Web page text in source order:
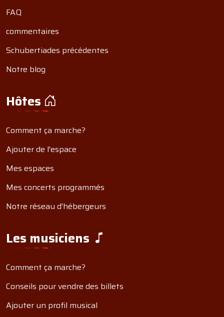
FAQ
commentaires
Schubertiades précédentes
Notre blog
Hôtes
Comment ça marche?
Ajouter de l'espace
Mes espaces
Mes concerts programmés
Notre réseau d'hébergeurs
Les musiciens
Comment ça marche?
Conseils pour vendre des billets
Ajouter un profil musical